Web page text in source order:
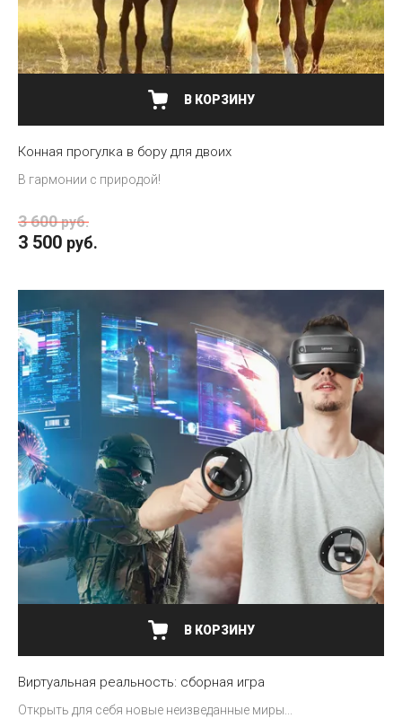
В КОРЗИНУ
Конная прогулка в бору для двоих
В гармонии с природой!
3 600 руб.
3 500 руб.
В КОРЗИНУ
Виртуальная реальность: сборная игра
Открыть для себя новые неизведанные миры...